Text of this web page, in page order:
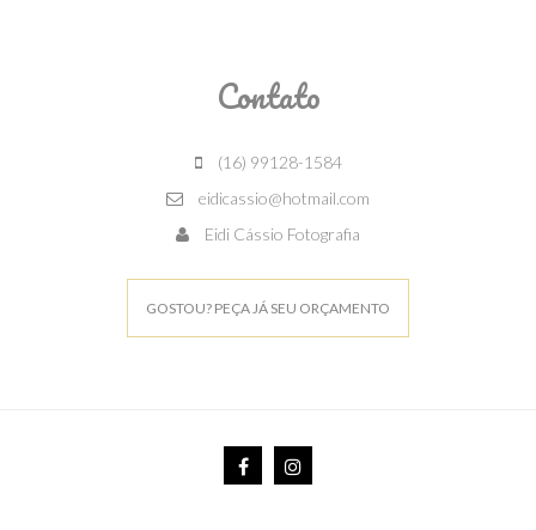
Contato
(16) 99128-1584
eidicassio@hotmail.com
Eidi Cássio Fotografia
GOSTOU? PEÇA JÁ SEU ORÇAMENTO